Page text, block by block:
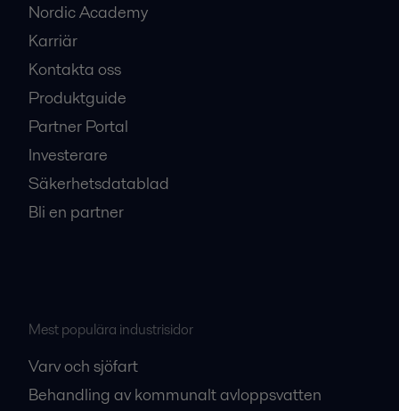
Nordic Academy
Karriär
Kontakta oss
Produktguide
Partner Portal
Investerare
Säkerhetsdatablad
Bli en partner
Mest populära industrisidor
Varv och sjöfart
Behandling av kommunalt avloppsvatten